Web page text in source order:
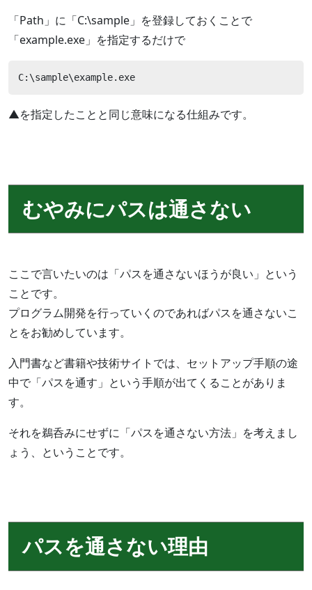
「Path」に「C:\sample」を登録しておくことで
「example.exe」を指定するだけで
C:\sample\example.exe
▲を指定したことと同じ意味になる仕組みです。
むやみにパスは通さない
ここで言いたいのは「パスを通さないほうが良い」という
ことです。
プログラム開発を行っていくのであればパスを通さないこ
とをお勧めしています。
入門書など書籍や技術サイトでは、セットアップ手順の途
中で「パスを通す」という手順が出てくることがありま
す。
それを鵜呑みにせずに「パスを通さない方法」を考えまし
ょう、ということです。
パスを通さない理由